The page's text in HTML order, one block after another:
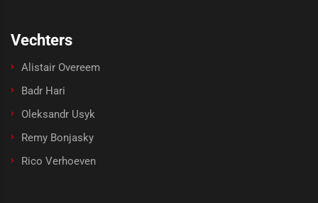
Vechters
Alistair Overeem
Badr Hari
Oleksandr Usyk
Remy Bonjasky
Rico Verhoeven